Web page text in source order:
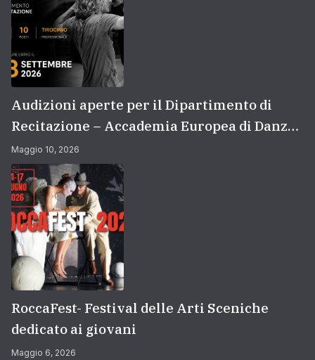
Audizioni aperte per il Dipartimento di
Recitazione – Accademia Europea di Danza
(2026/2027) | Scuola di recitazione a Roma
Maggio 10, 2026
RoccaFest- Festival delle Arti Sceniche
dedicato ai giovani
Maggio 6, 2026